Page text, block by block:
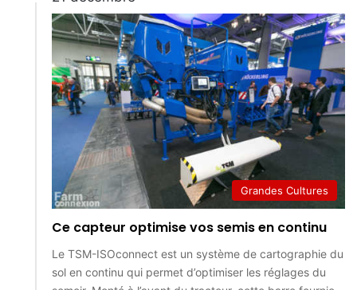
Grandes Cultures
Ce capteur optimise vos semis en continu
Le TSM-ISOconnect est un système de cartographie du
sol en continu qui permet d’optimiser les réglages du